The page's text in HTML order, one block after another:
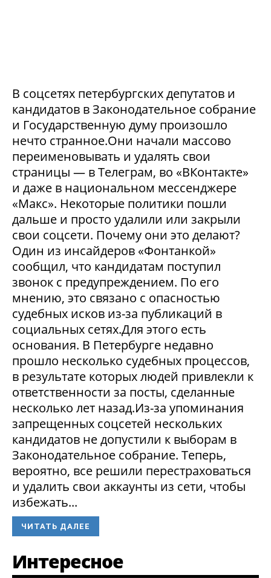
В соцсетях петербургских депутатов и
кандидатов в Законодательное собрание
и Государственную думу произошло
нечто странное.Они начали массово
переименовывать и удалять свои
страницы — в Телеграм, во «ВКонтакте»
и даже в национальном мессенджере
«Макс». Некоторые политики пошли
дальше и просто удалили или закрыли
свои соцсети. Почему они это делают?
Один из инсайдеров «Фонтанкой»
сообщил, что кандидатам поступил
звонок с предупреждением. По его
мнению, это связано с опасностью
судебных исков из-за публикаций в
социальных сетях.Для этого есть
основания. В Петербурге недавно
прошло несколько судебных процессов,
в результате которых людей привлекли к
ответственности за посты, сделанные
несколько лет назад.Из-за упоминания
запрещенных соцсетей нескольких
кандидатов не допустили к выборам в
Законодательное собрание. Теперь,
вероятно, все решили перестраховаться
и удалить свои аккаунты из сети, чтобы
избежать...
ЧИТАТЬ ДАЛЕЕ
Интересное